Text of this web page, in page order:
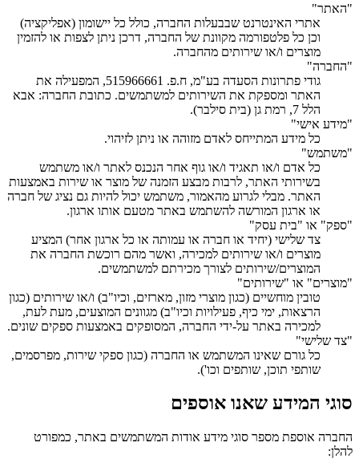
"האתר"
אתרי האינטרנט שבבעלות החברה, כולל כל יישומון (אפליקציה)
וכן כל פלטפורמה מקוונת של החברה, דרכן ניתן לצפות או להזמין
מוצרים ו/או שירותים מהחברה.
"החברה"
גודי פתרונות הסעדה בע"מ, ח.פ. 515966661, המפעילה את
האתר ומספקת את השירותים למשתמשים. כתובת החברה: אבא
הלל 7, רמת גן (בית סילבר).
"מידע אישי"
כל מידע המתייחס לאדם מזוהה או ניתן לזיהוי.
"משתמש"
כל אדם ו/או תאגיד ו/או גוף אחר הנכנס לאתר ו/או משתמש
בשירותי האתר, לרבות מבצע הזמנה של מוצר או שירות באמצעות
האתר. מבלי לגרוע מהאמור, משתמש יכול להיות גם נציג של חברה
או ארגון המורשה להשתמש באתר מטעם אותו ארגון.
"ספק" או "בית עסק"
צד שלישי (יחיד או חברה או עמותה או כל ארגון אחר) המציע
מוצרים ו/או שירותים למכירה, ואשר מהם רוכשת החברה את
המוצרים/שירותים לצורך מכירתם למשתמשים.
"מוצרים" או "שירותים"
טובין מוחשיים (כגון מוצרי מזון, מארזים, וכיו"ב) ו/או שירותים (כגון
הרצאות, ימי כיף, פעילויות וכיו"ב) מגוונים המוצעים, מעת לעת,
למכירה באתר על-ידי החברה, המסופקים באמצעות ספקים שונים.
"צד שלישי"
כל גורם שאינו המשתמש או החברה (כגון ספקי שירות, מפרסמים,
שותפי תוכן, שותפים וכו').
סוגי המידע שאנו אוספים
החברה אוספת מספר סוגי מידע אודות המשתמשים באתר, כמפורט
להלן: